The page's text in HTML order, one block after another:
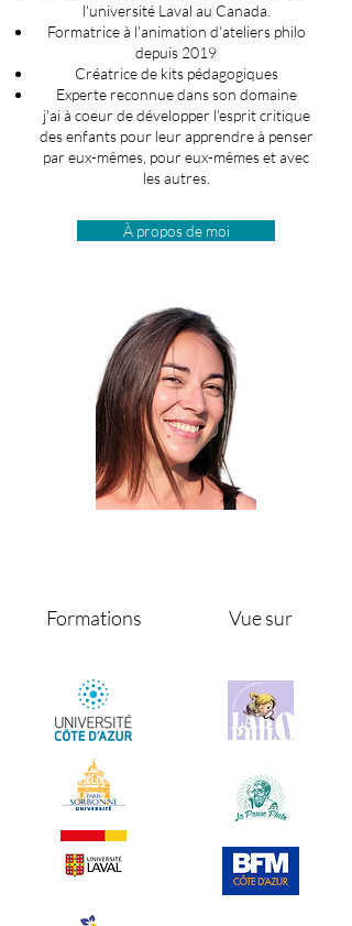
l'université Laval au Canada.
Formatrice à l'animation d'ateliers philo
depuis 2019
Créatrice de kits pédagogiques
Experte reconnue dans son domaine
j'ai à coeur de développer l'esprit critique
des enfants pour leur apprendre à penser
par eux-mêmes, pour eux-mêmes et avec
les autres.
À propos de moi
Formations Vue sur